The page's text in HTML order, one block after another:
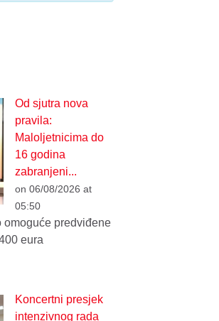
Od sjutra nova
pravila:
Maloljetnicima do
16 godina
zabranjeni...
on 06/08/2026 at
05:50
omoguće predviđene
eura
Koncertni presjek
intenzivnog rada